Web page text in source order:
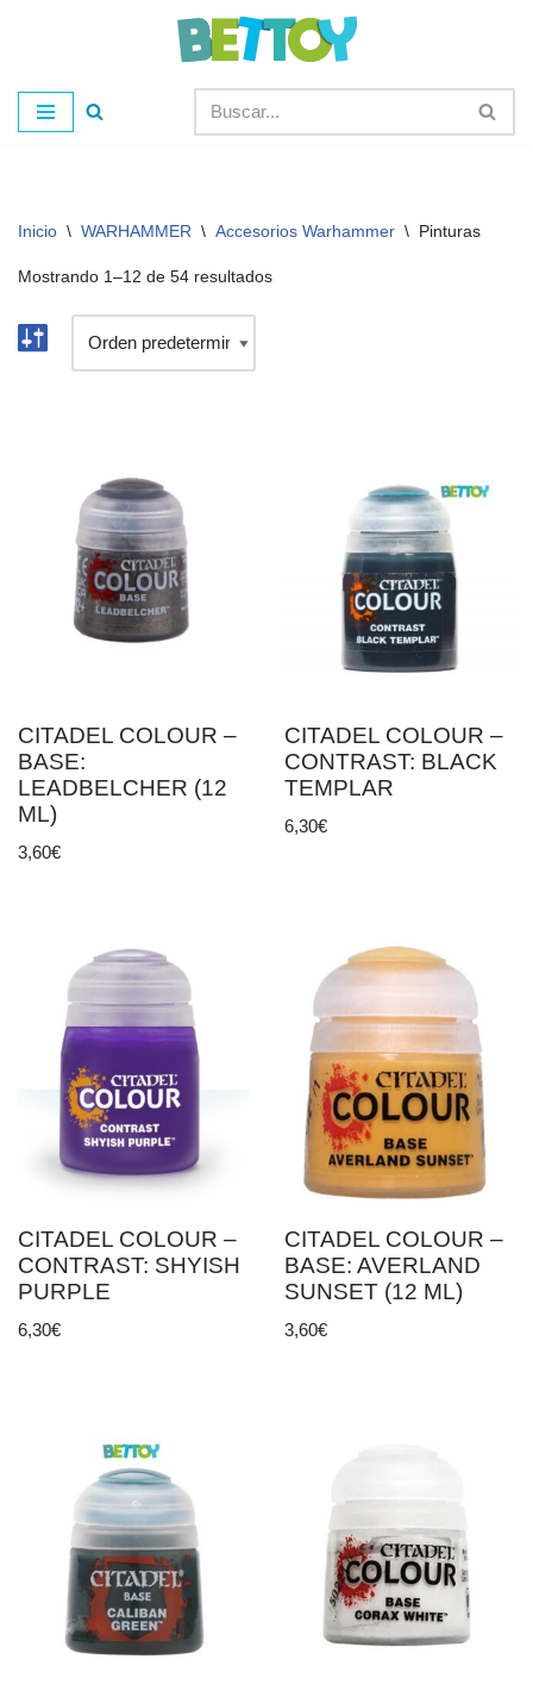
al
contenido
Inicio \ WARHAMMER \ Accesorios Warhammer \ Pinturas
Mostrando 1–12 de 54 resultados
CITADEL COLOUR –
BASE:
LEADBELCHER (12
ML)
3,60€
CITADEL COLOUR –
CONTRAST: BLACK
TEMPLAR
6,30€
CITADEL COLOUR –
CONTRAST: SHYISH
PURPLE
6,30€
CITADEL COLOUR –
BASE: AVERLAND
SUNSET (12 ML)
3,60€